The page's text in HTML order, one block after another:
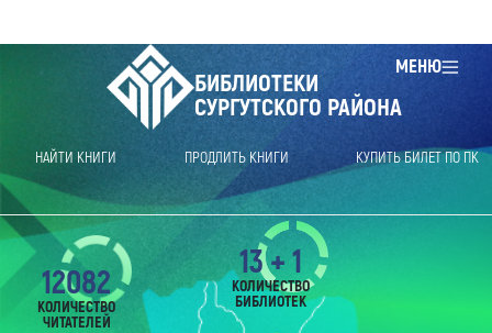
МЕНЮ
БИБЛИОТЕКИ
СУРГУТСКОГО РАЙОНА
НАЙТИ КНИГИ ПРОДЛИТЬ КНИГИ КУПИТЬ БИЛЕТ ПО ПК
12082
КОЛИЧЕСТВО
ЧИТАТЕЛЕЙ
13 + 1
КОЛИЧЕСТВО
БИБЛИОТЕК